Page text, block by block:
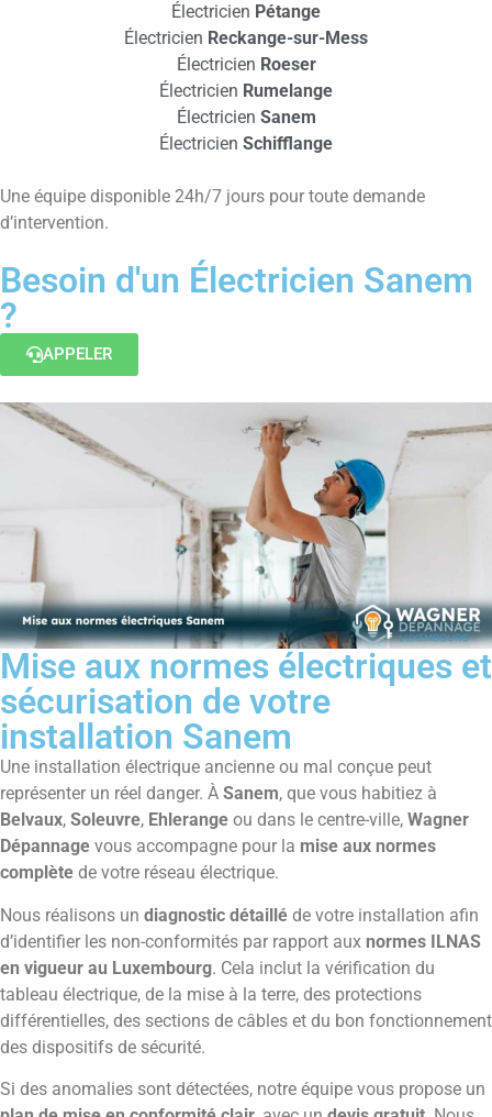
Électricien Pétange
Électricien Reckange-sur-Mess
Électricien Roeser
Électricien Rumelange
Électricien Sanem
Électricien Schifflange
Une équipe disponible 24h/7 jours pour toute demande
d’intervention.
Besoin d'un Électricien Sanem
?
APPELER
Mise aux normes électriques et
sécurisation de votre
installation Sanem
Une installation électrique ancienne ou mal conçue peut
représenter un réel danger. À Sanem, que vous habitiez à
Belvaux, Soleuvre, Ehlerange ou dans le centre-ville, Wagner
Dépannage vous accompagne pour la mise aux normes
complète de votre réseau électrique.
Nous réalisons un diagnostic détaillé de votre installation afin
d’identifier les non-conformités par rapport aux normes ILNAS
en vigueur au Luxembourg. Cela inclut la vérification du
tableau électrique, de la mise à la terre, des protections
différentielles, des sections de câbles et du bon fonctionnement
des dispositifs de sécurité.
Si des anomalies sont détectées, notre équipe vous propose un